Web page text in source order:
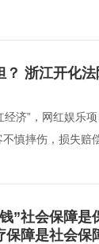
浙江开化
济”，网红娱乐
慎摔伤，损失赔
”社会保障
障是社会